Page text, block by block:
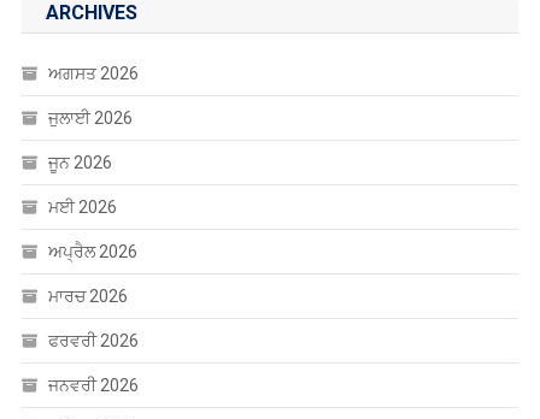
ARCHIVES
ਅਗਸਤ 2026
ਜੁਲਾਈ 2026
ਜੂਨ 2026
ਮਈ 2026
ਅਪ੍ਰੈਲ 2026
ਮਾਰਚ 2026
ਫਰਵਰੀ 2026
ਜਨਵਰੀ 2026